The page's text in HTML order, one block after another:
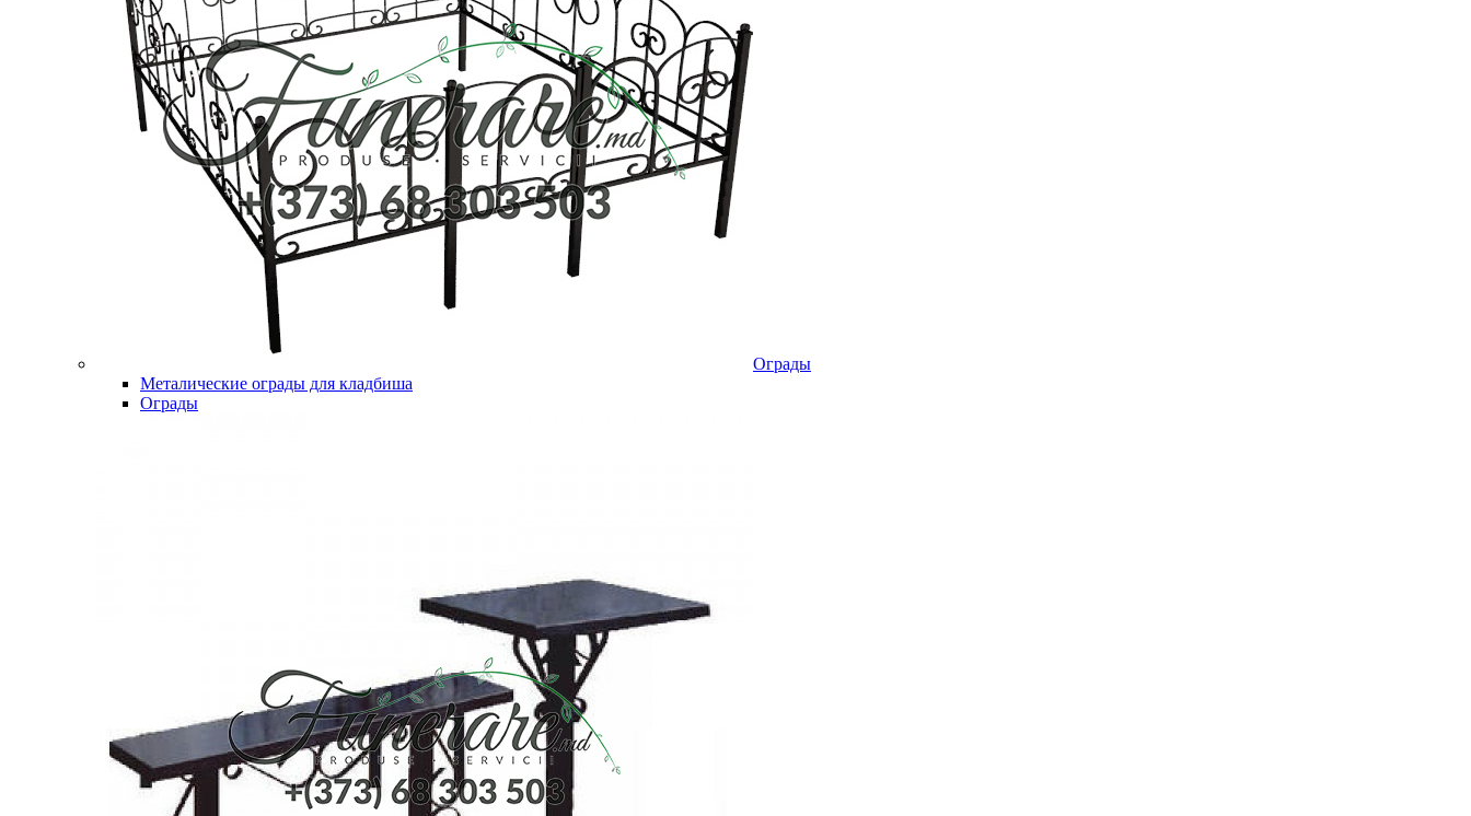
Ограды
Металические ограды для кладбиша
Ограды